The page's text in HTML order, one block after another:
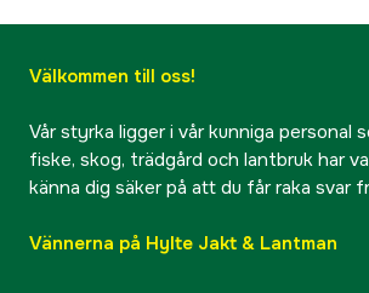
Välkommen till oss!
Vår styrka ligger i vår kunniga personal
fiske, skog, trädgård och lantbruk har
känna dig säker på att du får raka svar
Vännerna på Hylte Jakt & Lantman